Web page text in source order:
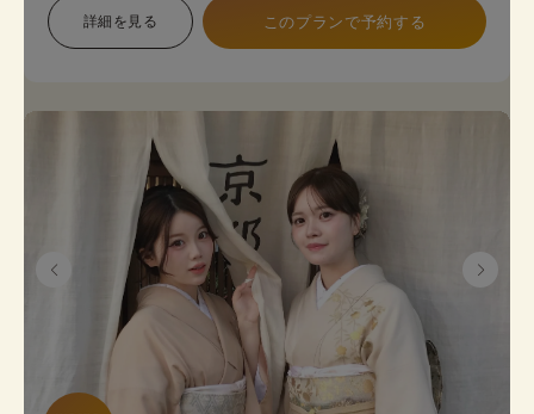
す。 プランは店頭で変更も可能です。
詳細を見る このプランで予約する